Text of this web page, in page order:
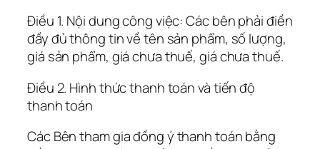
Điều 1. Nội dung công việc: Các bên phải điền
đầy đủ thông tin về tên sản phẩm, số lượng,
giá sản phẩm, giá chưa thuế, giá chưa thuế.
Điều 2. Hình thức thanh toán và tiến độ
thanh toán
Các Bên tham gia đồng ý thanh toán bằng